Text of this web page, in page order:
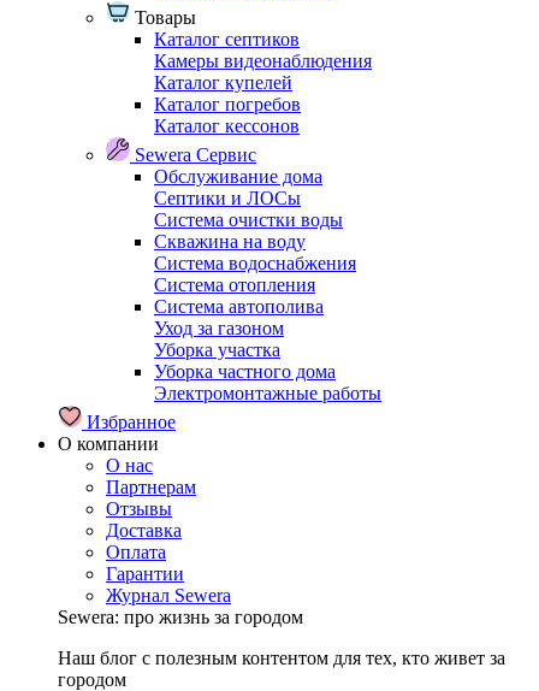
Товары
Каталог септиков
Камеры видеонаблюдения
Каталог купелей
Каталог погребов
Каталог кессонов
Sewera Сервис
Обслуживание дома
Септики и ЛОСы
Система очистки воды
Скважина на воду
Система водоснабжения
Система отопления
Система автополива
Уход за газоном
Уборка участка
Уборка частного дома
Электромонтажные работы
Избранное
О компании
О нас
Партнерам
Отзывы
Доставка
Оплата
Гарантии
Журнал Sewera
Sewera: про жизнь за городом
Наш блог c полезным контентом для тех, кто живет за
городом